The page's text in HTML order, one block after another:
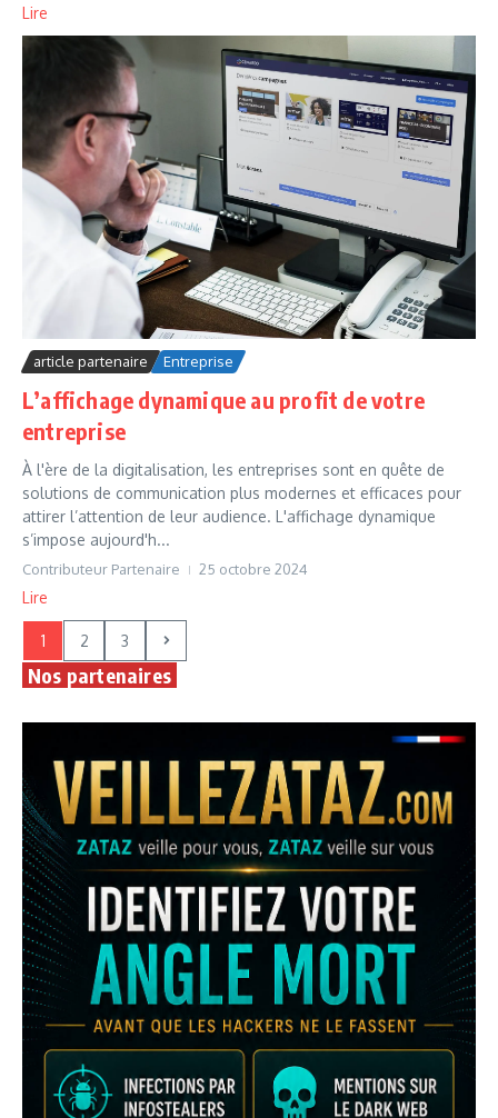
Lire
article partenaire Entreprise
L’affichage dynamique au profit de votre
entreprise
À l'ère de la digitalisation, les entreprises sont en quête de
solutions de communication plus modernes et efficaces pour
attirer l’attention de leur audience. L'affichage dynamique
s’impose aujourd'h...
Contributeur Partenaire 25 octobre 2024
Lire
1 2 3
Nos partenaires